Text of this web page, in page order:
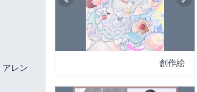
レン
Previous Next
創作絵